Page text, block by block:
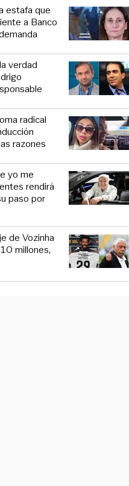
estafa que
a Banco
verdad
radical
razones
yo me
rendirá
paso por
de Vozinha
millones,